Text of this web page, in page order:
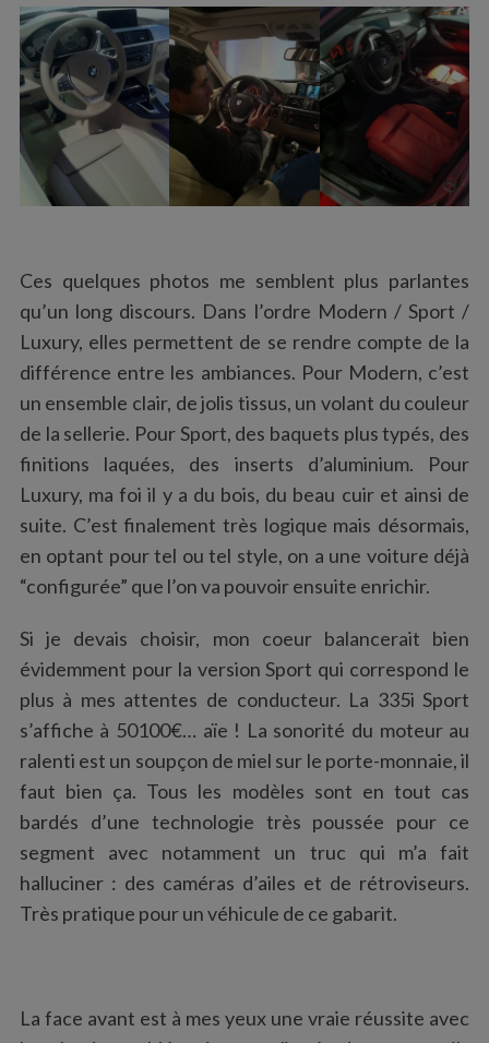
Ces quelques photos me semblent plus parlantes
qu’un long discours. Dans l’ordre Modern / Sport /
Luxury, elles permettent de se rendre compte de la
différence entre les ambiances. Pour Modern, c’est
un ensemble clair, de jolis tissus, un volant du couleur
de la sellerie. Pour Sport, des baquets plus typés, des
finitions laquées, des inserts d’aluminium. Pour
Luxury, ma foi il y a du bois, du beau cuir et ainsi de
suite. C’est finalement très logique mais désormais,
en optant pour tel ou tel style, on a une voiture déjà
“configurée” que l’on va pouvoir ensuite enrichir.
Si je devais choisir, mon coeur balancerait bien
évidemment pour la version Sport qui correspond le
plus à mes attentes de conducteur. La 335i Sport
s’affiche à 50100€… aïe ! La sonorité du moteur au
ralenti est un soupçon de miel sur le porte-monnaie, il
faut bien ça. Tous les modèles sont en tout cas
bardés d’une technologie très poussée pour ce
segment avec notamment un truc qui m’a fait
halluciner : des caméras d’ailes et de rétroviseurs.
Très pratique pour un véhicule de ce gabarit.
La face avant est à mes yeux une vraie réussite avec
S
c
h
: